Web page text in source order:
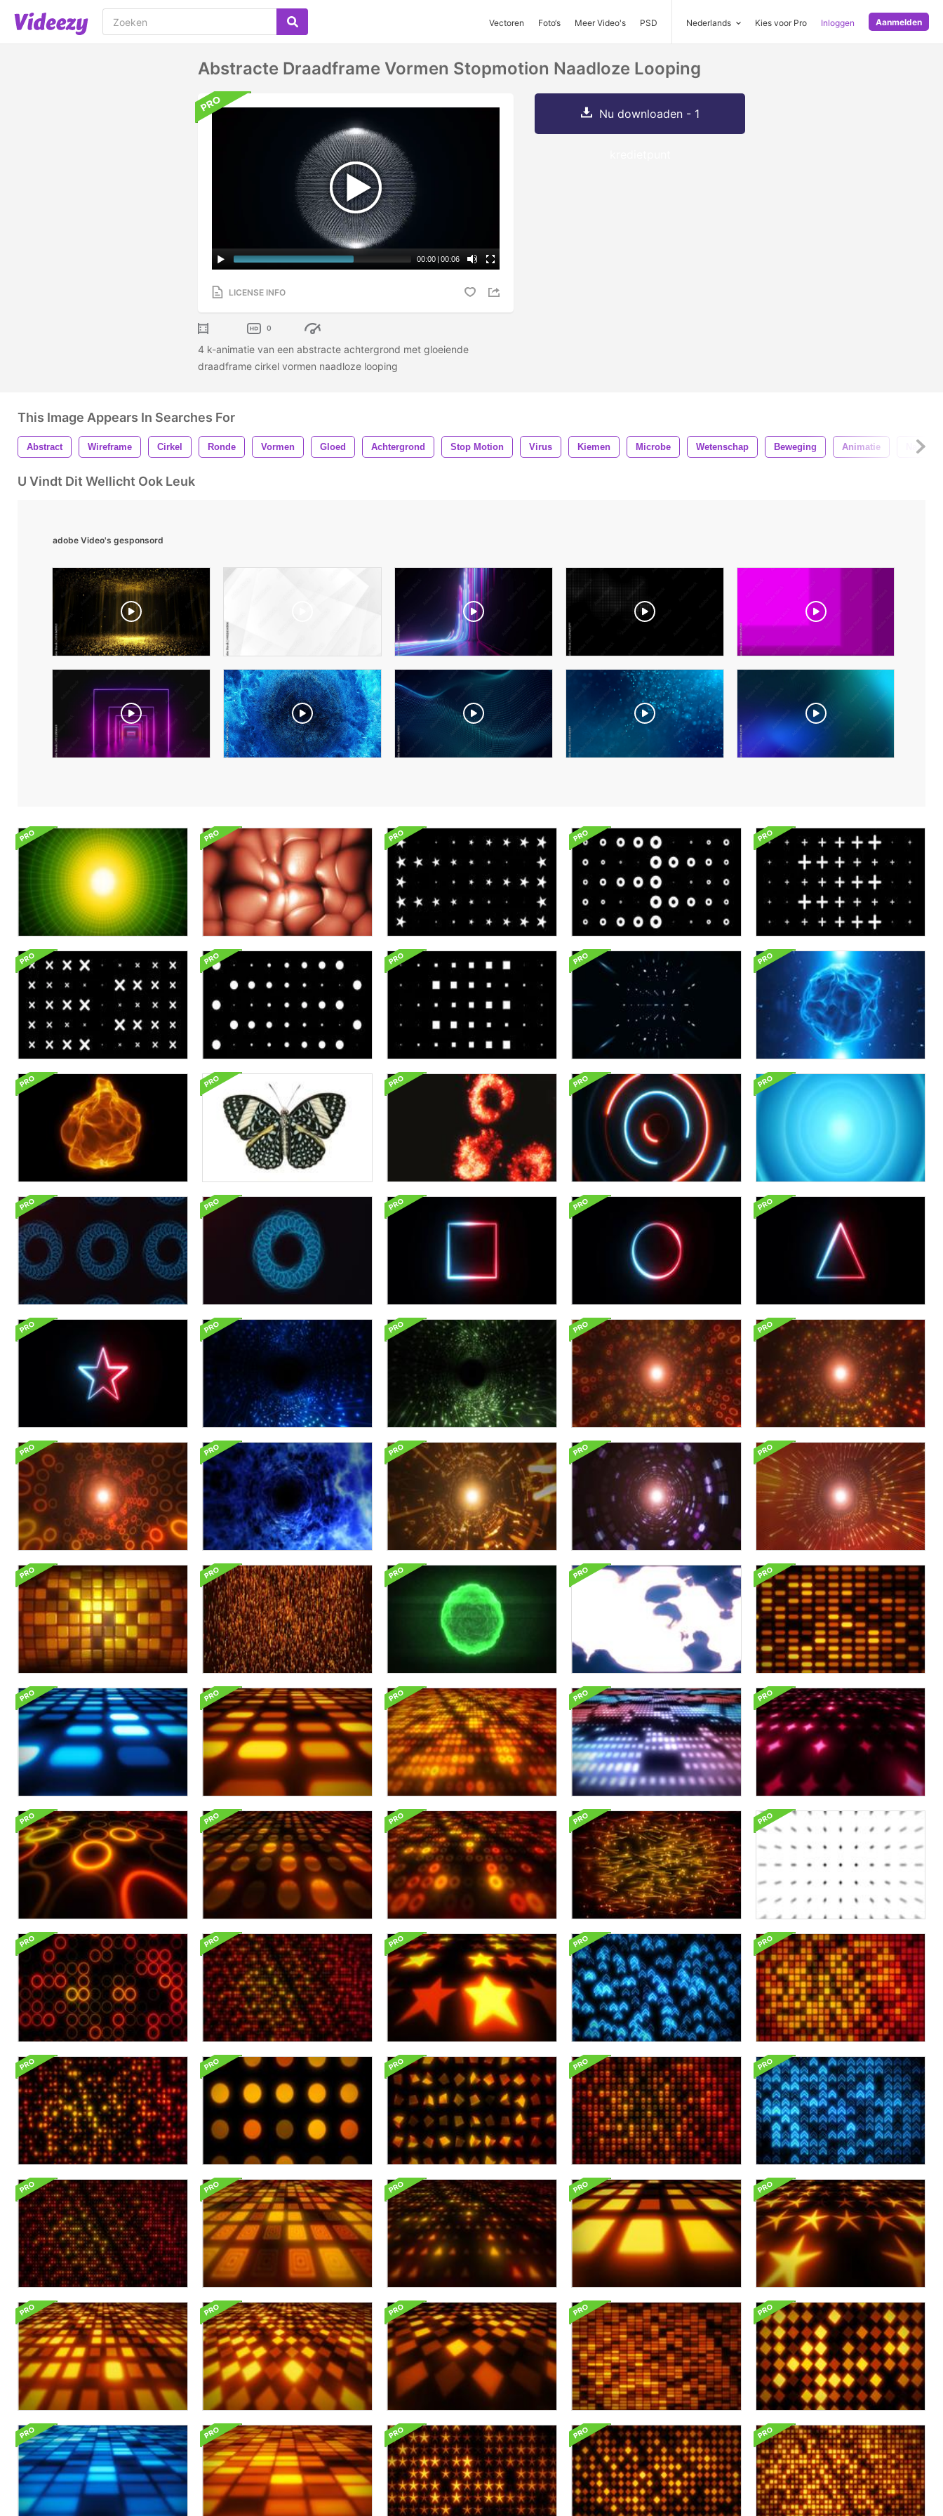
Vectoren Foto‘s Meer Video's PSD Nederlands Kies voor Pro Inloggen Aanmelden
Abstracte Draadframe Vormen Stopmotion Naadloze Looping
00:00 | 00:06
LICENSE INFO
0
4 k-animatie van een abstracte achtergrond met gloeiende
draadframe cirkel vormen naadloze looping
Nu downloaden - 1
This Image Appears In Searches For
Abstract Wireframe Cirkel Ronde Vormen Gloed Achtergrond Stop Motion Virus Kiemen Microbe Wetenschap Beweging Animatie Nacht
U Vindt Dit Wellicht Ook Leuk
adobe Video's gesponsord